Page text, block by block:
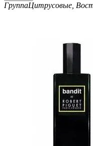
ГруппаЦитрусовые,